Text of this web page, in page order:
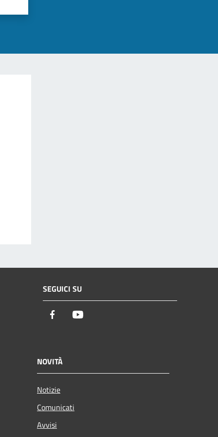
SEGUICI SU
Facebook
NOVITÀ
Notizie
Comunicati
Avvisi